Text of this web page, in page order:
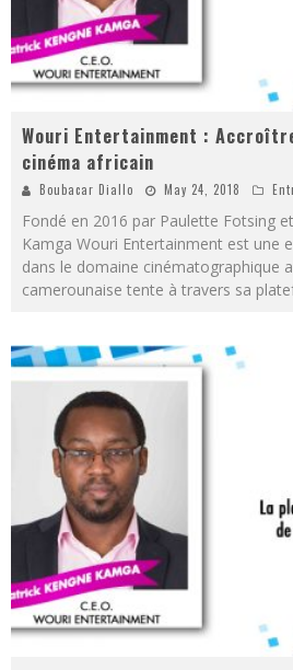
Wouri Entertainment :
cinéma africain
Boubacar Diallo May 24, 2018
Fondé en 2016 par Paulette Fotsing
Kamga Wouri Entertainment est une
dans le domaine cinématographique
camerounaise tente à travers sa